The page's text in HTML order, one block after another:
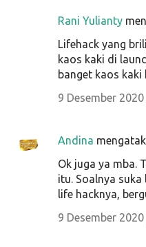
Rani Yulianty
Lifehack yang
kaos kaki di
banget kaos kaki
9 Desember
Andina
Ok juga ya mba.
itu. Soalnya
life hacknya,
9 Desember